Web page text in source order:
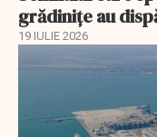
grădinițe au
19 IULIE 2026